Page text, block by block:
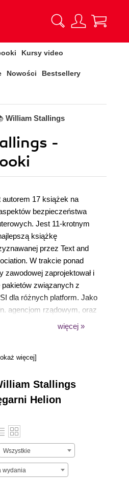
Kursy video
Nowości Bestsellery
William Stallings
-
autorem 17 książek na
bezpieczeństwa
Jest 11-krotnym
książkę
przez Text and
W trakcie ponad
zawodowej zaprojektował i
pakietów związanych z
dla różnych platform. Jako
agencjom rządowym, oraz
więcej »
więcej]
Stallings
Helion
Wszystkie
wydania